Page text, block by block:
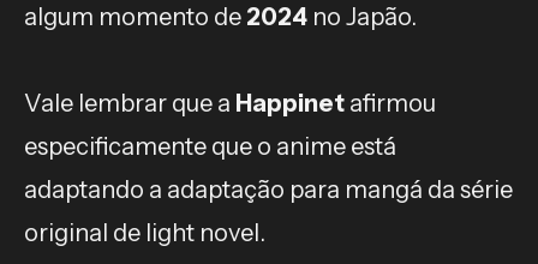
algum momento de 2024 no Japão.
Vale lembrar que a Happinet afirmou
especificamente que o anime está
adaptando a adaptação para mangá da série
original de light novel.